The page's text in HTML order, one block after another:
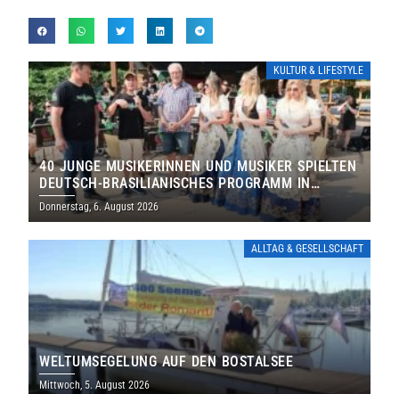
KULTUR & LIFESTYLE
40 JUNGE MUSIKERINNEN UND MUSIKER SPIELTEN
DEUTSCH-BRASILIANISCHES PROGRAMM IN
THOLEY
Donnerstag, 6. August 2026
ALLTAG & GESELLSCHAFT
WELTUMSEGELUNG AUF DEN BOSTALSEE
Mittwoch, 5. August 2026